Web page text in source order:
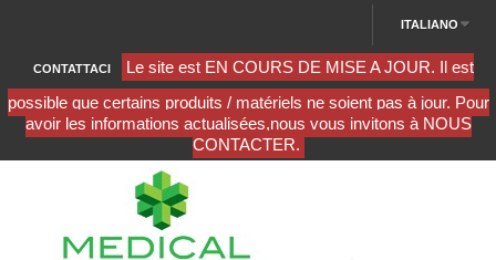
ITALIANO
CONTATTACI